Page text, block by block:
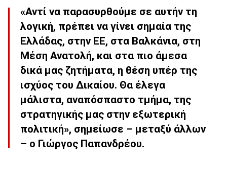
«Αντί να παρασυρθούμε σε αυτήν τη
λογική, πρέπει να γίνει σημαία της
Ελλάδας, στην ΕΕ, στα Βαλκάνια, στη
Μέση Ανατολή, και στα πιο άμεσα
δικά μας ζητήματα, η θέση υπέρ της
ισχύος του Δικαίου. Θα έλεγα
μάλιστα, αναπόσπαστο τμήμα, της
στρατηγικής μας στην εξωτερική
πολιτική», σημείωσε – μεταξύ άλλων
– ο Γιώργος Παπανδρέου.